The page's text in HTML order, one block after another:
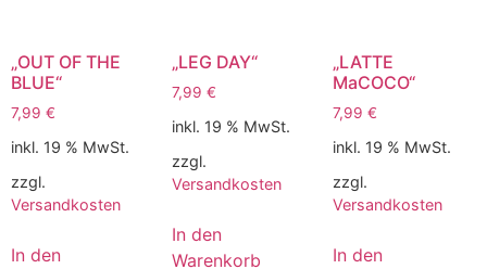
„OUT OF THE
BLUE“
7,99 €
inkl. 19 % MwSt.
zzgl.
Versandkosten
In den
„LEG DAY“
7,99 €
inkl. 19 % MwSt.
zzgl.
Versandkosten
In den
Warenkorb
„LATTE
MaCOCO“
7,99 €
inkl. 19 % MwSt.
zzgl.
Versandkosten
In den